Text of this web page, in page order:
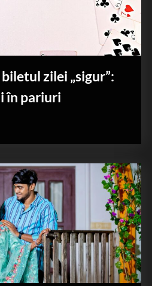
zilei „sigur”:
în pariuri